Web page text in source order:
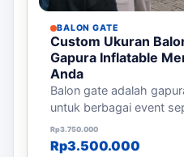
BALON GATE
Custom Ukuran
Gapura Inflatable
Anda
Balon gate adalah
untuk berbagai event
Rp3.750.000
Harga aslinya
Rp3.500.000
Harga saat ini